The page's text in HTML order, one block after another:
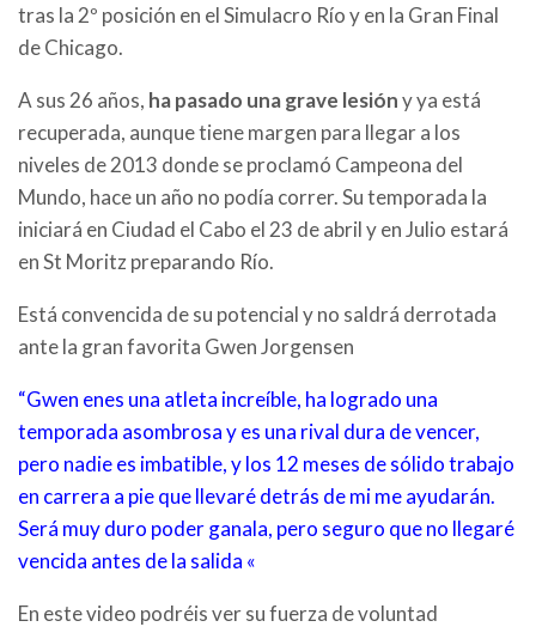
tras la 2º posición en el Simulacro Río y en la Gran Final
de Chicago.
A sus 26 años, ha pasado una grave lesióny ya está
recuperada, aunque tiene margen para llegar a los
niveles de 2013 donde se proclamó Campeona del
Mundo, hace un año no podía correr. Su temporada la
iniciará en Ciudad el Cabo el 23 de abril y en Julio estará
en St Moritz preparando Río.
Está convencida de su potencial y no saldrá derrotada
ante la gran favorita Gwen Jorgensen
“Gwen enes una atleta increíble, ha logrado una
temporada asombrosa y es una rival dura de vencer,
pero nadie es imbatible, y los 12 meses de sólido trabajo
en carrera a pie que llevaré detrás de mi me ayudarán.
Será muy duro poder ganala, pero seguro que no llegaré
vencida antes de la salida «
En este video podréis ver su fuerza de voluntad